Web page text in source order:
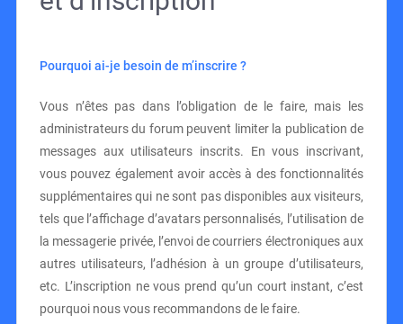
Pourquoi ai-je besoin de m’inscrire ?
Vous n’êtes pas dans l’obligation de le faire, mais les
administrateurs du forum peuvent limiter la publication de
messages aux utilisateurs inscrits. En vous inscrivant,
vous pouvez également avoir accès à des fonctionnalités
supplémentaires qui ne sont pas disponibles aux visiteurs,
tels que l’affichage d’avatars personnalisés, l’utilisation de
la messagerie privée, l’envoi de courriers électroniques aux
autres utilisateurs, l’adhésion à un groupe d’utilisateurs,
etc. L’inscription ne vous prend qu’un court instant, c’est
pourquoi nous vous recommandons de le faire.